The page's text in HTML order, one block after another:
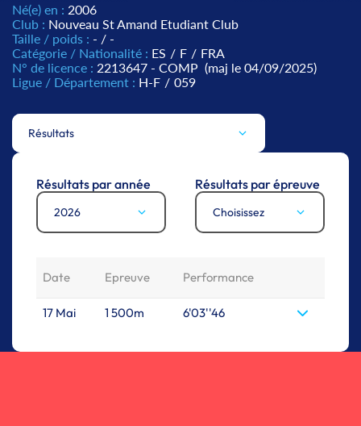
Né(e) en : 2006
Club : Nouveau St Amand Etudiant Club
Taille / poids : - / -
Catégorie / Nationalité : ES / F / FRA
N° de licence : 2213647 - COMP (maj le 04/09/2025)
Ligue / Département : H-F / 059
Résultats
Résultats par année
2026
Résultats par épreuve
Choisissez
Date Epreuve Performance
17 Mai 1 500m 6'03''46